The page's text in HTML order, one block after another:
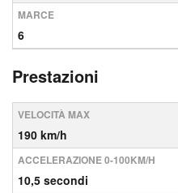
MARCE
6
Prestazioni
VELOCITÀ MAX
190 km/h
ACCELERAZIONE 0-100KM/H
10,5 secondi